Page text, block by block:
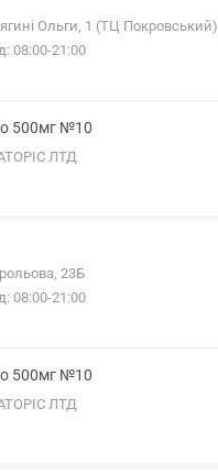
Ольги, 1 (ТЦ Покровський)
08:00-21:00
500мг №10
ЛТД
23Б
08:00-21:00
500мг №10
ЛТД